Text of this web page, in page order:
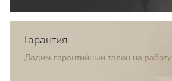
Гарантия
Дадим гарантийный талон на работу